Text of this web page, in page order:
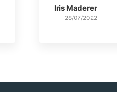
Iris Maderer
28/07/2022